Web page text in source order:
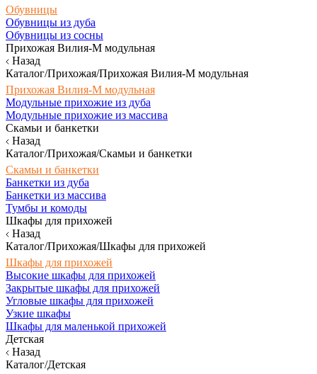
Обувницы
Обувницы из дуба
Обувницы из сосны
Прихожая Вилия-М модульная
Назад
Каталог/Прихожая/Прихожая Вилия-М модульная
Прихожая Вилия-М модульная
Модульные прихожие из дуба
Модульные прихожие из массива
Скамьи и банкетки
Назад
Каталог/Прихожая/Скамьи и банкетки
Скамьи и банкетки
Банкетки из дуба
Банкетки из массива
Тумбы и комоды
Шкафы для прихожей
Назад
Каталог/Прихожая/Шкафы для прихожей
Шкафы для прихожей
Высокие шкафы для прихожей
Закрытые шкафы для прихожей
Угловые шкафы для прихожей
Узкие шкафы
Шкафы для маленькой прихожей
Детская
Назад
Каталог/Детская